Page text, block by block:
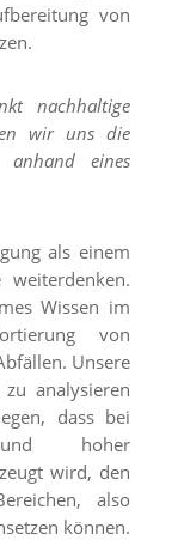
von
nachhaltige
wir uns die
eines
als einem
weiterdenken.
Wissen im
von
Unsere
analysieren
dass bei
und hoher
wird, den
also
können.